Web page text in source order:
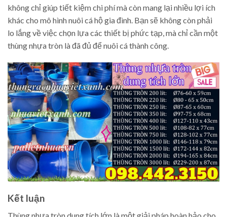
không chỉ giúp tiết kiệm chi phí mà còn mang lại nhiều lợi ích
khác cho mô hình nuôi cá hộ gia đình. Bạn sẽ không còn phải
lo lắng về việc chọn lựa các thiết bị phức tạp, mà chỉ cần một
thùng nhựa tròn là đã đủ để nuôi cá thành công.
Kết luận